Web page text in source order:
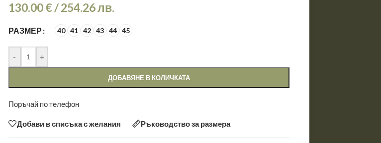
130.00€/254.26лв.
РАЗМЕР 40 41 42 43 44 45
- +
ДОБАВЯНЕ В КОЛИЧКАТА
Поръчай по телефон
Добави в списъка с желания Ръководство за размера